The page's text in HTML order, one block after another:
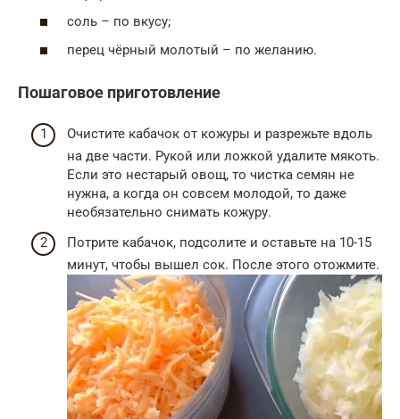
соль – по вкусу;
перец чёрный молотый – по желанию.
Пошаговое приготовление
Очистите кабачок от кожуры и разрежьте вдоль
на две части. Рукой или ложкой удалите мякоть.
Если это нестарый овощ, то чистка семян не
нужна, а когда он совсем молодой, то даже
необязательно снимать кожуру.
Потрите кабачок, подсолите и оставьте на 10-15
минут, чтобы вышел сок. После этого отожмите.